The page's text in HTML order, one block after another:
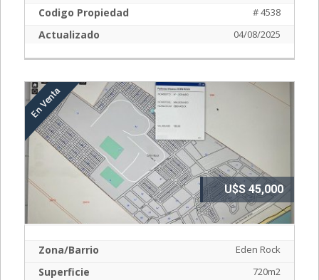
Codigo Propiedad # 4538
Actualizado 04/08/2025
U$S 45,000
Zona/Barrio Eden Rock
Superficie 720m2